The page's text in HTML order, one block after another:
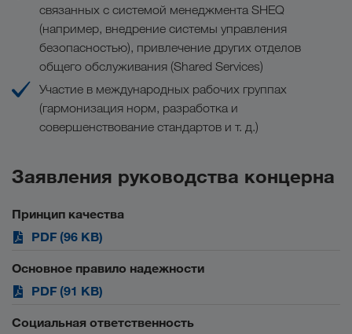
связанных с системой менеджмента SHEQ
(например, внедрение системы управления
безопасностью), привлечение других отделов
общего обслуживания (Shared Services)
Участие в международных рабочих группах
(гармонизация норм, разработка и
совершенствование стандартов и т. д.)
Заявления руководства концерна
Принцип качества
PDF (96 KB)
Основное правило надежности
PDF (91 KB)
Социальная ответственность